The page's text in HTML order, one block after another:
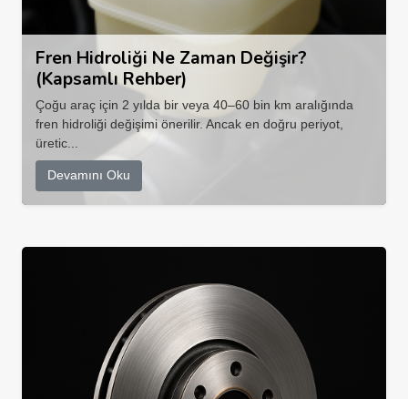
Fren Hidroliği Ne Zaman Değişir?
(Kapsamlı Rehber)
Çoğu araç için 2 yılda bir veya 40–60 bin km aralığında
fren hidroliği değişimi önerilir. Ancak en doğru periyot,
üretic...
Devamını Oku